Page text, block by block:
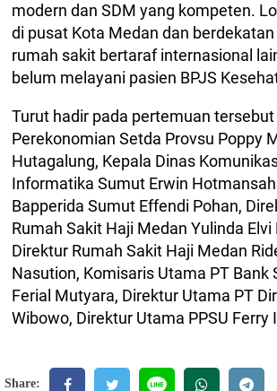
modern dan SDM yang kompeten.
di pusat Kota Medan dan
rumah sakit bertaraf internasional
belum melayani pasien BPJS
Turut hadir pada pertemuan tersebut
Perekonomian Setda Provsu Poppy
Hutagalung, Kepala Dinas
Informatika Sumut Erwin
Bapperida Sumut Effendi Pohan,
Rumah Sakit Haji Medan Yulinda Elvi
Direktur Rumah Sakit Haji Medan
Nasution, Komisaris Utama PT Bank
Ferial Mutyara, Direktur Utama PT
Wibowo, Direktur Utama PPSU Ferry
Share: